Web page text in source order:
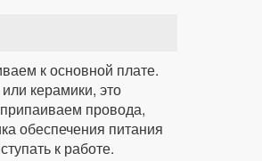
к основной плате.
керамики, это
провода,
обеспечения питания
к работе.